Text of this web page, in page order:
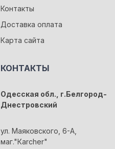
Контакты
Доставка оплата
Карта сайта
КОНТАКТЫ
Одесская обл., г.Белгород-
Днестровский
ул. Маяковского, 6-А,
маг."Кarcher"